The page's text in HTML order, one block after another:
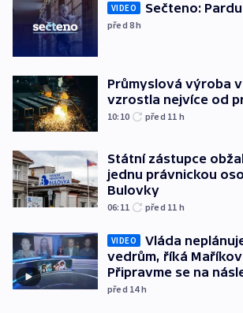
VIDEO Sečteno:
před 8h
Průmyslová výroba
vzrostla nejvíce od
10:10 před 11 h
Státní zástupce
jednu právnickou
Bulovky
06:11 před 11 h
VIDEO
Vláda
vedrům, říká
Připravme se na
před 14h